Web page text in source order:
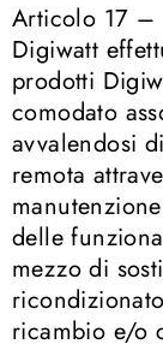
Articolo 17 –
Digiwatt
prodotti
comodato
avvalendosi
remota
delle
mezzo di
ricambio e/o